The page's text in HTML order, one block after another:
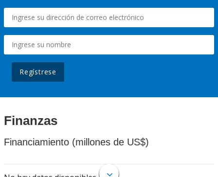
Regístrese
Finanzas
Financiamiento (millones de US$)